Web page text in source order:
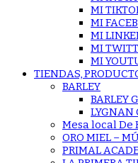
MI
MI
MI
MI
MI
TIENDAS,
BARLEY
BARLEY
LYGNAN
Mesa local
ORO MIEL –
PRIMAL